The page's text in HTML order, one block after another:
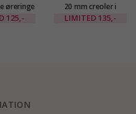
øreringe
-
125,-
20 mm creoler i
forgyldt messing -
LIMITED 135,-